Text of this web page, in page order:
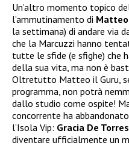
Un’altro momento topico
l’ammutinamento di
la settimana) di andare via
che la Marcuzzi hanno
tutte le sfide (e sfighe) che
della sua vita, ma non è
Oltretutto Matteo il Guru,
programma, non potrà
dallo studio come ospite!
concorrente ha
l’Isola Vip: Gracia De Torres
diventare ufficialmente un